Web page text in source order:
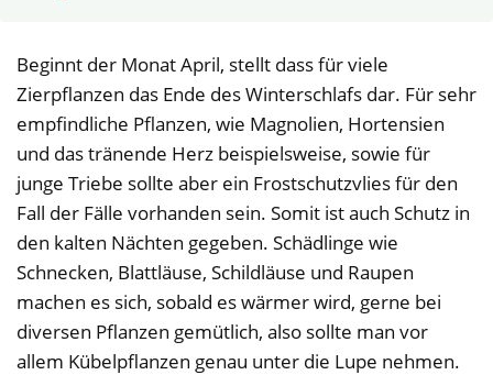
Beginnt der Monat April, stellt dass für viele
Zierpflanzen das Ende des Winterschlafs dar. Für sehr
empfindliche Pflanzen, wie Magnolien, Hortensien
und das tränende Herz beispielsweise, sowie für
junge Triebe sollte aber ein Frostschutzvlies für den
Fall der Fälle vorhanden sein. Somit ist auch Schutz in
den kalten Nächten gegeben. Schädlinge wie
Schnecken, Blattläuse, Schildläuse und Raupen
machen es sich, sobald es wärmer wird, gerne bei
diversen Pflanzen gemütlich, also sollte man vor
allem Kübelpflanzen genau unter die Lupe nehmen.